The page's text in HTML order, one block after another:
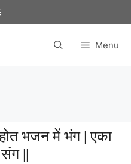
Menu
Menu
भजन में भंग | एका
||